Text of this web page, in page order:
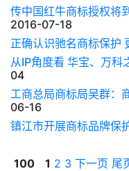
传中国红牛商标授权将
2016-07-18
正确认识驰名商标保护
从IP角度看 华宝、万科
04
工商总局商标局吴群：
06-16
镇江市开展商标品牌保
100 1 2 3 下一页 尾